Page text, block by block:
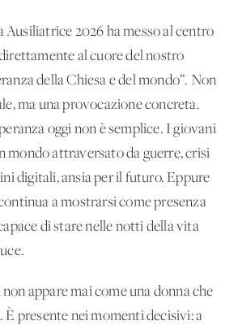
Ausiliatrice 2026 ha messo al centro
al cuore del nostro
della Chiesa e del mondo”. Non
ma una provocazione concreta.
oggi non è semplice. I giovani
mondo attraversato da guerre, crisi
digitali, ansia per il futuro. Eppure
a mostrarsi come presenza
di stare nelle notti della vita
appare mai come una donna che
È presente nei momenti decisivi: a